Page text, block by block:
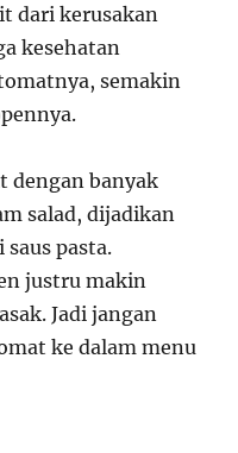
dari kerusakan
kesehatan
semakin
dengan banyak
salad, dijadikan
saus pasta.
justru makin
Jadi jangan
ke dalam menu